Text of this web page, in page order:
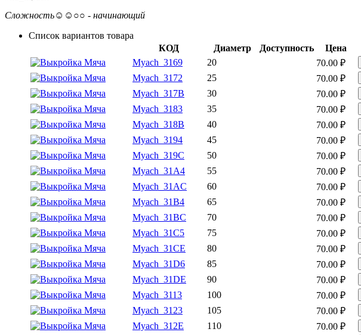
Сложность☺☺○○ - начинающий
Список вариантов товара
КОД
Диаметр Доступность
Цена
Myach_3169
20 70.00 ₽
Myach_3172 25 70.00 ₽
Myach_317B 30 70.00 ₽
Myach_3183 35 70.00 ₽
Myach_318B 40 70.00 ₽
Myach_3194 45 70.00 ₽
Myach_319C 50 70.00 ₽
Myach_31A4 55 70.00 ₽
Myach_31AC 60 70.00 ₽
Myach_31B4 65 70.00 ₽
Myach_31BC 70 70.00 ₽
Myach_31C5 75 70.00 ₽
Myach_31CE 80 70.00 ₽
Myach_31D6 85 70.00 ₽
Myach_31DE 90 70.00 ₽
Myach_3113 100 70.00 ₽
Myach_3123 105 70.00 ₽
Myach_312E 110 70.00 ₽